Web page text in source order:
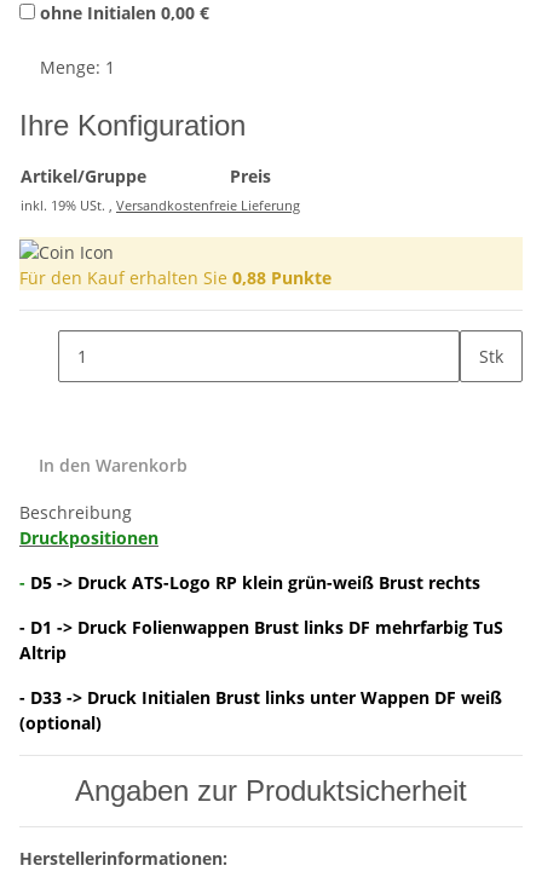
ohne Initialen 0,00 €
Menge: 1
Ihre Konfiguration
Artikel/Gruppe Preis
inkl. 19% USt. , Versandkostenfreie Lieferung
Für den Kauf erhalten Sie 0,88 Punkte
Stk
In den Warenkorb
Beschreibung
Druckpositionen
- D5 -> Druck ATS-Logo RP klein grün-weiß Brust rechts
- D1 -> Druck Folienwappen Brust links DF mehrfarbig TuS
Altrip
- D33 -> Druck Initialen Brust links unter Wappen DF weiß
(optional)
Angaben zur Produktsicherheit
Herstellerinformationen: